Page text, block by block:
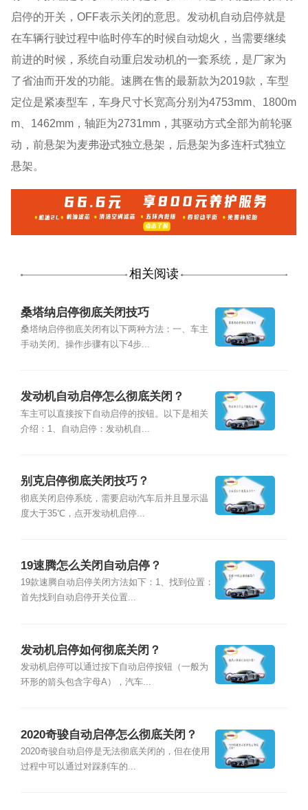
启停的开关，OFF表示关闭的意思。发动机自动启停就是
在车辆行驶过程中临时停车的时候自动熄火，当需要继续
前进的时候，系统自动重启发动机的一套系统，是厂家为
了省油而开发的功能。速腾在售的最新款为2019款，车型
定位是紧凑型车，车身尺寸长宽高分别为4753mm、1800m
m、1462mm，轴距为2731mm，其驱动方式全部为前轮驱
动，前悬架为麦弗逊式独立悬架，后悬架为多连杆式独立
悬架。
相关阅读
桑塔纳启停彻底关闭技巧
桑塔纳启停彻底关闭有以下两种方法：一、车主
手动关闭。操作步骤有以下4步...
发动机自动启停怎么彻底关闭？
车主可以直接按下自动启停的按钮。以下是相关
介绍：1、自动启停：发动机自...
别克启停彻底关闭技巧？
彻底关闭启停系统，需要启动汽车后并且显示温
度大于35℃，点开发动机启停...
19速腾怎么关闭自动启停？
19款速腾自动启停关闭方法如下：1、找到位置：
首先找到自动启停开关位置...
发动机启停如何彻底关闭？
发动机启停可以通过按下自动启停按钮（一般为
环形的箭头包含字母A），汽车...
2020奇骏自动启停怎么彻底关闭？
2020奇骏自动启停是无法彻底关闭的，但在使用
过程中可以通过对踩刹车的...